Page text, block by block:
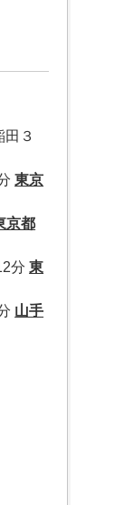
田３
東京
京都
分東
山手